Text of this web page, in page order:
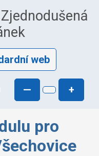
web
— +
pro